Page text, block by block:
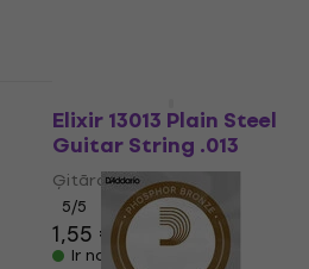
Elixir 13013 Plain Steel
Guitar String .013
Ģitāras stīga
5/5
1,55 €
Ir noliktavā